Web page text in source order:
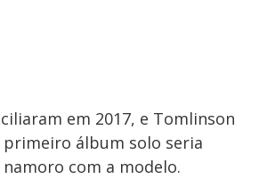
em 2017, e Tomlinson
álbum solo seria
com a modelo.